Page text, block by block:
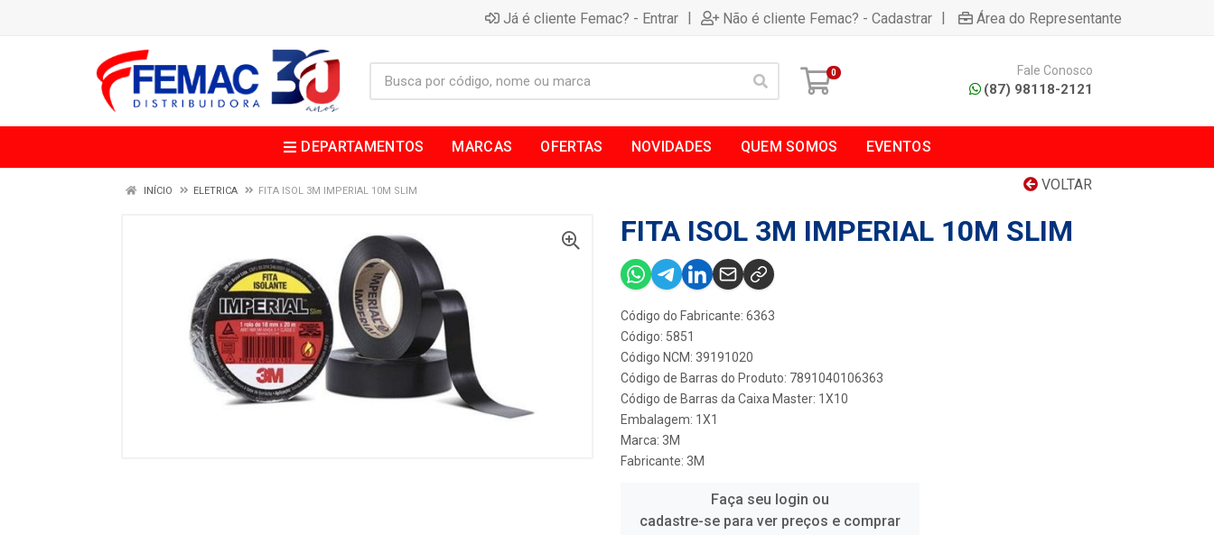
Já é cliente Femac? - Entrar | Não é cliente Femac? - Cadastrar | Área do Representante
0 Fale Conosco
(87) 98118-2121
DEPARTAMENTOS MARCAS OFERTAS NOVIDADES QUEM SOMOS EVENTOS
VOLTAR
INÍCIO ELETRICA FITA ISOL 3M IMPERIAL 10M SLIM
FITA ISOL 3M IMPERIAL 10M SLIM
Código do Fabricante: 6363
Código: 5851
Código NCM: 39191020
Código de Barras do Produto: 7891040106363
Código de Barras da Caixa Master: 1X10
Embalagem: 1X1
Marca: 3M
Fabricante: 3M
Faça seu login ou
cadastre-se para ver preços e comprar